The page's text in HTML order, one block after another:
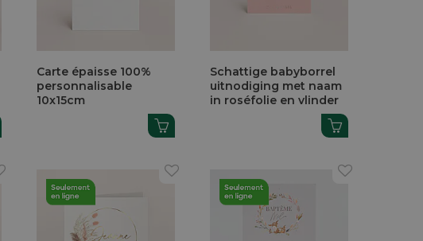
Carte épaisse 100%
personnalisable
10x15cm
Schattige babyborrel
uitnodiging met naam
in roséfolie en vlinder